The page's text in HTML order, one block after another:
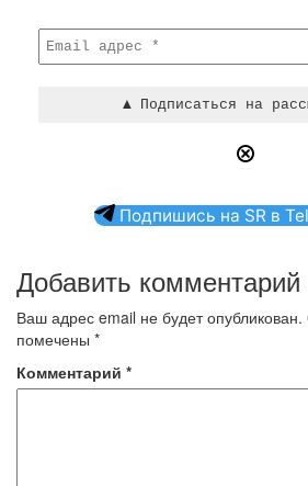
Подпишись на SR в
Добавить комментарий
Ваш адрес email не будет опубликован.
помечены *
Комментарий *